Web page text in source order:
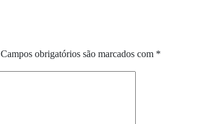
Campos obrigatórios são marcados com *